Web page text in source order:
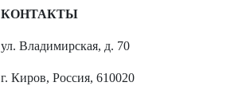
КОНТАКТЫ
ул. Владимирская, д. 70
г. Киров, Россия, 610020